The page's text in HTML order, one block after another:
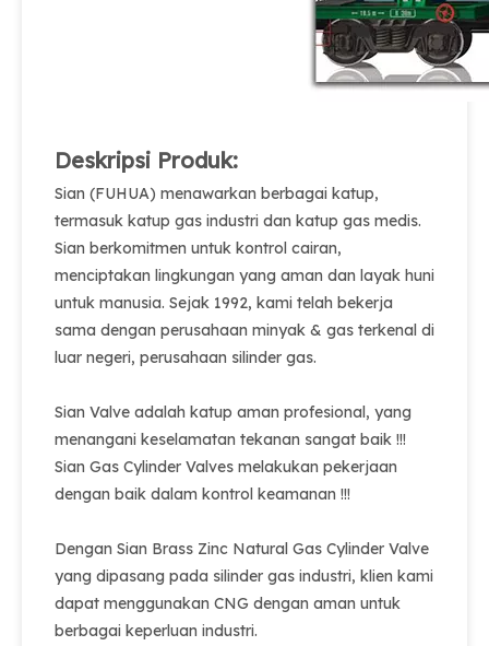
Deskripsi Produk:
Sian (FUHUA) menawarkan berbagai katup,
termasuk katup gas industri dan katup gas medis.
Sian berkomitmen untuk kontrol cairan,
menciptakan lingkungan yang aman dan layak huni
untuk manusia. Sejak 1992, kami telah bekerja
sama dengan perusahaan minyak & gas terkenal di
luar negeri, perusahaan silinder gas.
Sian Valve adalah katup aman profesional, yang
menangani keselamatan tekanan sangat baik !!!
Sian Gas Cylinder Valves melakukan pekerjaan
dengan baik dalam kontrol keamanan !!!
Dengan Sian Brass Zinc Natural Gas Cylinder Valve
yang dipasang pada silinder gas industri, klien kami
dapat menggunakan CNG dengan aman untuk
berbagai keperluan industri.